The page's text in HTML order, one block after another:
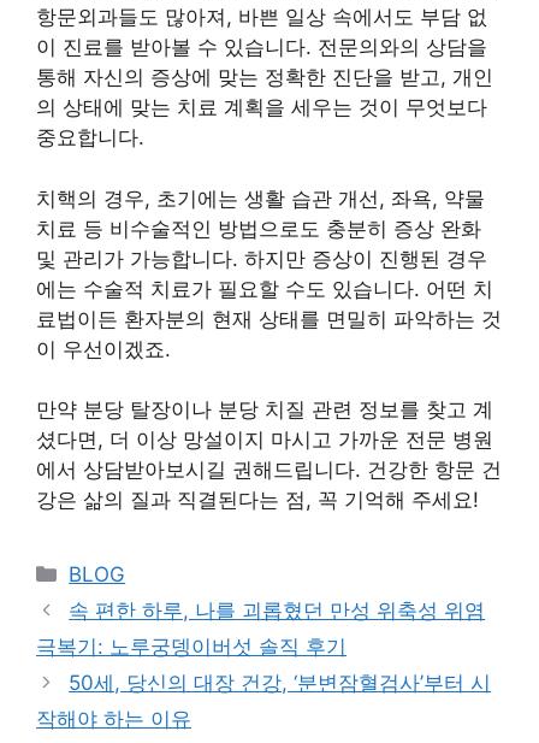
항문외과들도 많아져, 바쁜 일상 속에서도 부담 없
이 진료를 받아볼 수 있습니다. 전문의와의 상담을
통해 자신의 증상에 맞는 정확한 진단을 받고, 개인
의 상태에 맞는 치료 계획을 세우는 것이 무엇보다
중요합니다.
치핵의 경우, 초기에는 생활 습관 개선, 좌욕, 약물
치료 등 비수술적인 방법으로도 충분히 증상 완화
및 관리가 가능합니다. 하지만 증상이 진행된 경우
에는 수술적 치료가 필요할 수도 있습니다. 어떤 치
료법이든 환자분의 현재 상태를 면밀히 파악하는 것
이 우선이겠죠.
만약 분당 탈장이나 분당 치질 관련 정보를 찾고 계
셨다면, 더 이상 망설이지 마시고 가까운 전문 병원
에서 상담받아보시길 권해드립니다. 건강한 항문 건
강은 삶의 질과 직결된다는 점, 꼭 기억해 주세요!
Categories
BLOG
속 편한 하루, 나를 괴롭혔던 만성 위축성 위염
극복기: 노루궁뎅이버섯 솔직 후기
50세, 당신의 대장 건강, ‘분변잠혈검사’부터 시
작해야 하는 이유